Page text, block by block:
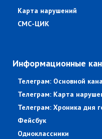
Карта нарушений
СМС-ЦИК
Информационные
Телеграм: Основной
Телеграм: Карта
Телеграм: Хроника дня
Фейсбук
Одноклассники